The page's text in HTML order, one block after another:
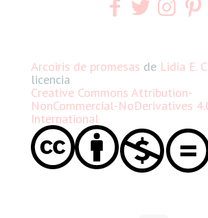
Arcoiris de promesas de Lidia E.
licencia
Creative Commons Attribution-
NonCommercial-NoDerivatives
International